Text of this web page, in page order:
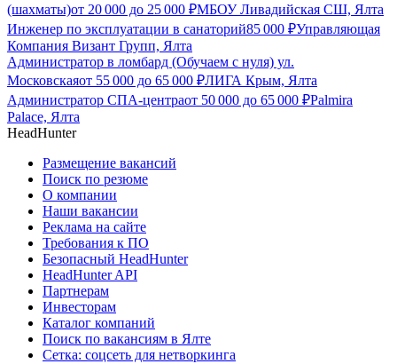
(шахматы)от 20 000 до 25 000 ₽МБОУ Ливадийская СШ, Ялта
Инженер по эксплуатации в санаторий85 000 ₽Управляющая
Компания Визант Групп, Ялта
Администратор в ломбард (Обучаем с нуля) ул.
Московскаяот 55 000 до 65 000 ₽ЛИГА Крым, Ялта
Администратор СПА-центраот 50 000 до 65 000 ₽Palmira
Palace, Ялта
HeadHunter
Размещение вакансий
Поиск по резюме
О компании
Наши вакансии
Реклама на сайте
Требования к ПО
Безопасный HeadHunter
HeadHunter API
Партнерам
Инвесторам
Каталог компаний
Поиск по вакансиям в Ялте
Сетка: соцсеть для нетворкинга